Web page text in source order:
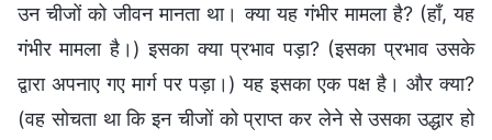
उन चीजों को जीवन मानता था। क्या यह गंभीर मामला है? (हाँ, यह
गंभीर मामला है।) इसका क्या प्रभाव पड़ा? (इसका प्रभाव उसके
द्वारा अपनाए गए मार्ग पर पड़ा।) यह इसका एक पक्ष है। और क्या?
(वह सोचता था कि इन चीजों को प्राप्त कर लेने से उसका उद्धार हो